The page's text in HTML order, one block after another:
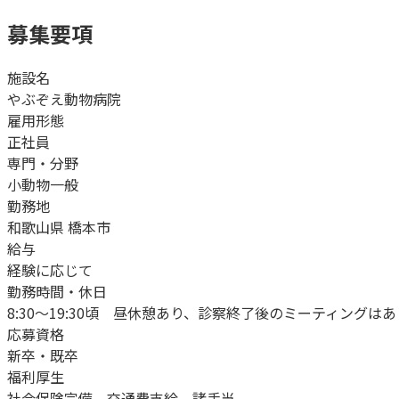
募集要項
施設名
やぶぞえ動物病院
雇用形態
正社員
専門・分野
小動物一般
勤務地
和歌山県 橋本市
給与
経験に応じて
勤務時間・休日
8:30～19:30頃 昼休憩あり、診察終了後のミーティングは
応募資格
新卒・既卒
福利厚生